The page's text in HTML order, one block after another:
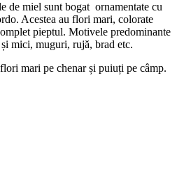
de miel sunt bogat ornamentate cu
Acestea au flori mari, colorate
pieptul. Motivele predominante
mici, muguri, rujă, brad etc.
mari pe chenar și puiuți pe câmp.